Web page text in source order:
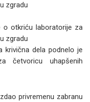
zgradu
o otkriću laboratorije za
zgradu
krivična dela podnelo je
četvoricu uhapšenih
privremenu zabranu